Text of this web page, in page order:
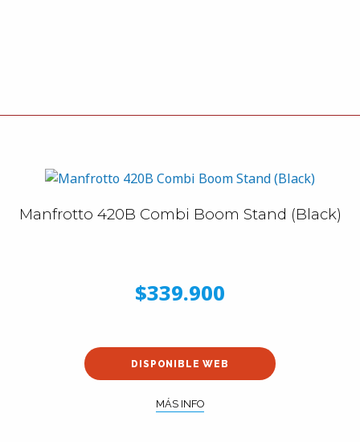
Manfrotto 420B Combi Boom Stand (Black)
$339.900
DISPONIBLE WEB
MÁS INFO